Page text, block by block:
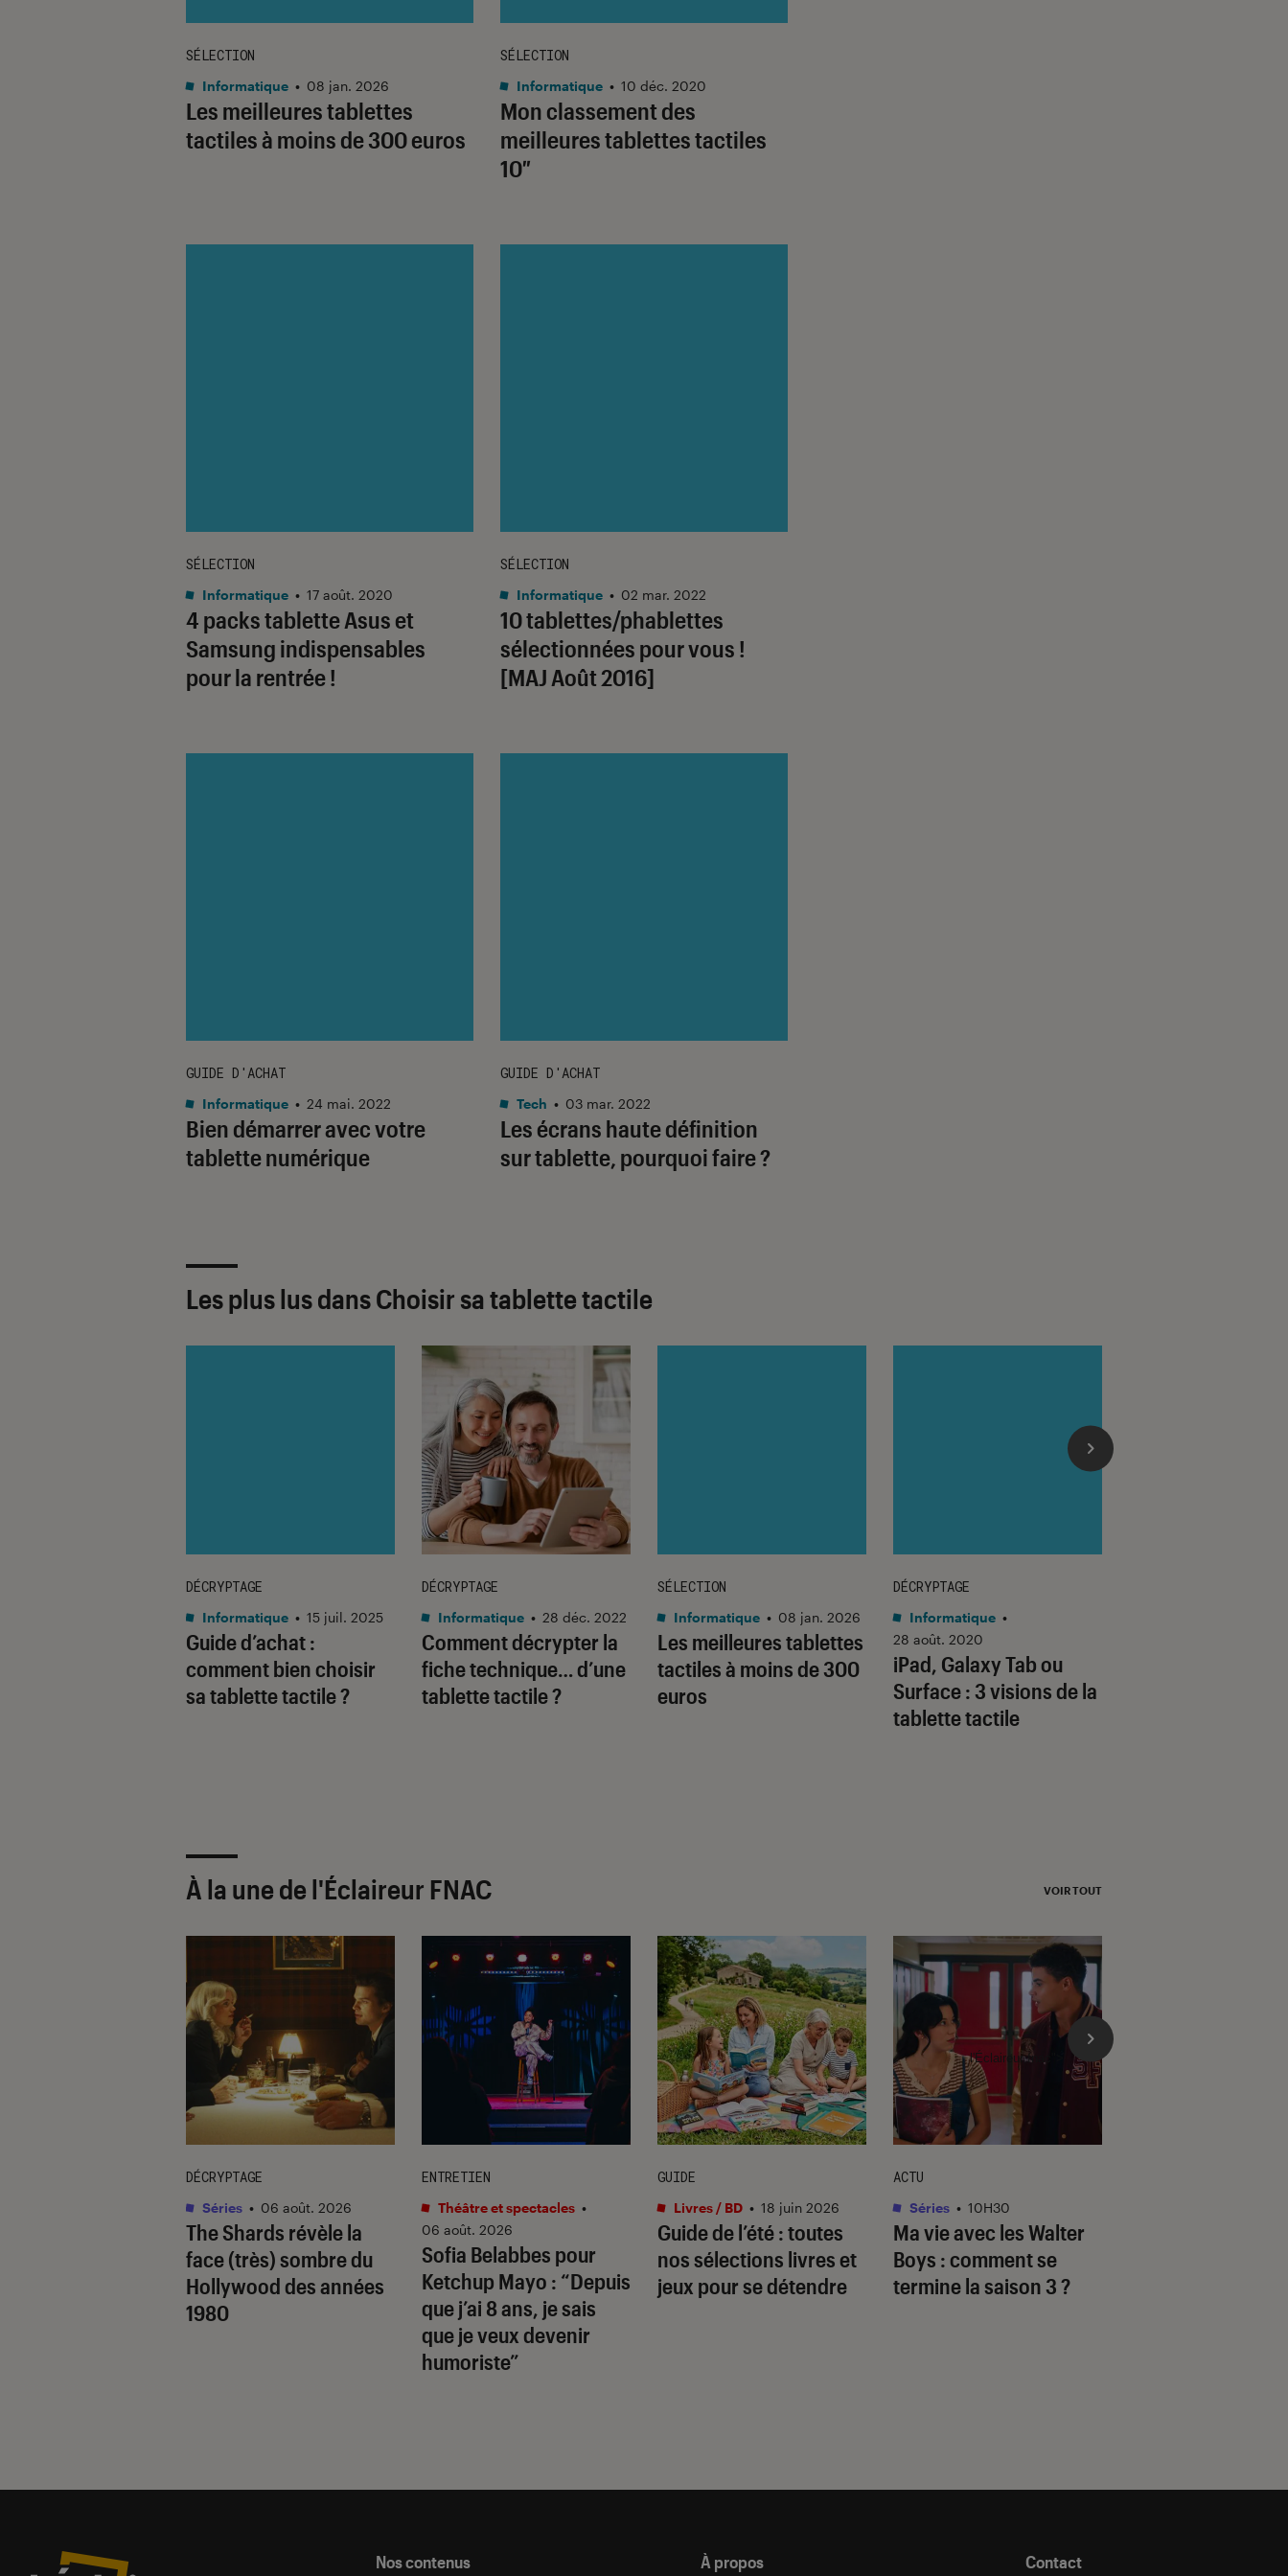
Les meilleures tablettes
tactiles à moins de 300 euros
SÉLECTION
Informatique • 08 jan. 2026
Mon classement des
meilleures tablettes tactiles
10″
SÉLECTION
Informatique • 10 déc. 2020
4 packs tablette Asus et
Samsung indispensables
pour la rentrée !
SÉLECTION
Informatique • 17 août. 2020
10 tablettes/phablettes
sélectionnées pour vous !
[MAJ Août 2016]
SÉLECTION
Informatique • 02 mar. 2022
Bien démarrer avec votre
tablette numérique
GUIDE D'ACHAT
Informatique • 24 mai. 2022
Les écrans haute définition
sur tablette, pourquoi faire ?
GUIDE D'ACHAT
Tech • 03 mar. 2022
Les plus lus dans Choisir sa tablette tactile
Guide d’achat :
comment bien choisir
sa tablette tactile ?
DÉCRYPTAGE
Informatique • 15 juil. 2025
Comment décrypter la
fiche technique… d’une
tablette tactile ?
DÉCRYPTAGE
Informatique • 28 déc. 2022
Les meilleures tablettes
tactiles à moins de 300
euros
SÉLECTION
Informatique • 08 jan. 2026
iPad, Galaxy Tab ou
Surface : 3 visions de la
tablette tactile
DÉCRYPTAGE
Informatique •
28 août. 2020
À la une de l'Éclaireur FNAC VOIR TOUT
The Shards révèle la
face (très) sombre du
Hollywood des années
1980
DÉCRYPTAGE
Séries • 06 août. 2026
Sofia Belabbes pour
Ketchup Mayo : “Depuis
que j’ai 8 ans, je sais
que je veux devenir
humoriste”
ENTRETIEN
Théâtre et spectacles •
06 août. 2026
Guide de l’été : toutes
nos sélections livres et
jeux pour se détendre
GUIDE
Livres / BD • 18 juin 2026
Ma vie avec les Walter
Boys : comment se
termine la saison 3 ?
ACTU
Séries • 10H30
l'Éclaireur fnac">
Nos contenus À propos Contact